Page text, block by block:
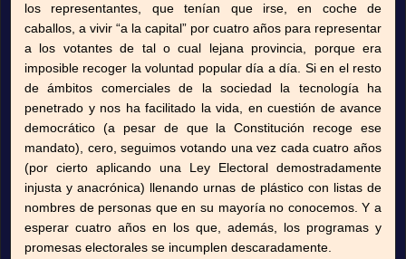
los representantes, que tenían que irse, en coche de
caballos, a vivir “a la capital” por cuatro años para representar
a los votantes de tal o cual lejana provincia, porque era
imposible recoger la voluntad popular día a día. Si en el resto
de ámbitos comerciales de la sociedad la tecnología ha
penetrado y nos ha facilitado la vida, en cuestión de avance
democrático (a pesar de que la Constitución recoge ese
mandato), cero, seguimos votando una vez cada cuatro años
(por cierto aplicando una Ley Electoral demostradamente
injusta y anacrónica) llenando urnas de plástico con listas de
nombres de personas que en su mayoría no conocemos. Y a
esperar cuatro años en los que, además, los programas y
promesas electorales se incumplen descaradamente.